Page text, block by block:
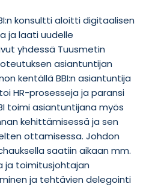
konsultti aloitti digitaalisen
ja laati uudelle
yhdessä Tuusmetin
asiantuntijan
kentällä BBI:n asiantuntija
HR-prosesseja ja paransi
toimi asiantuntijana myös
kehittämisessä ja sen
ottamisessa. Johdon
saatiin aikaan mm.
ja toimitusjohtajan
ja tehtävien delegointi